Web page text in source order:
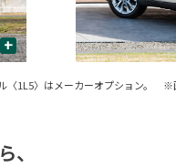
+
1L5〉はメーカーオプション。 ※
、